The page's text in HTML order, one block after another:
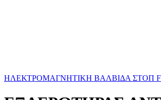
ΗΛΕΚΤΡΟΜΑΓΝΗΤΙΚΗ ΒΑΛΒΙΔΑ ΣΤΟΠ